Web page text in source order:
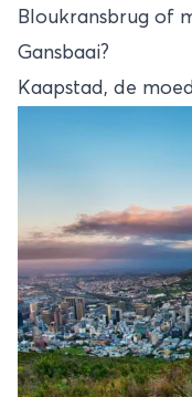
Bloukransbrug of
Gansbaai?
Kaapstad, de